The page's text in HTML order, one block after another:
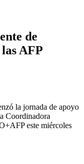
de
AFP
la jornada de apoyo
Coordinadora
este miércoles